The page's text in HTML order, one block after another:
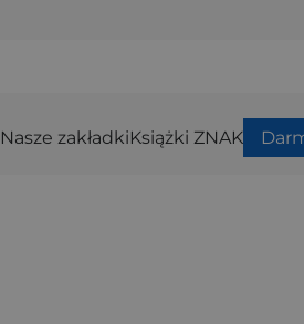
Nasze zakładkiKsiążki ZNAK